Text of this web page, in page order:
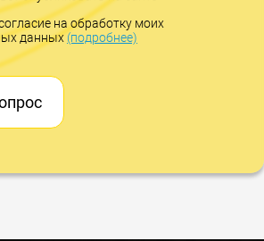
на обработку моих
данных(подробнее)